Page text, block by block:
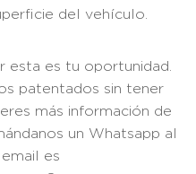
del vehículo.
esta es tu oportunidad.
patentados sin tener
más información de
un Whatsapp al
es